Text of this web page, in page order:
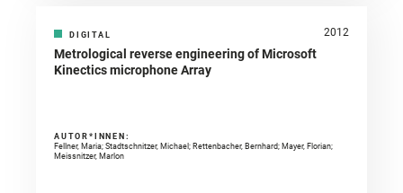
DIGITAL 2012
Metrological reverse engineering of Microsoft
Kinectics microphone Array
AUTOR*INNEN:
Fellner, Maria; Stadtschnitzer, Michael; Rettenbacher, Bernhard; Mayer, Florian;
Meissnitzer, Marlon